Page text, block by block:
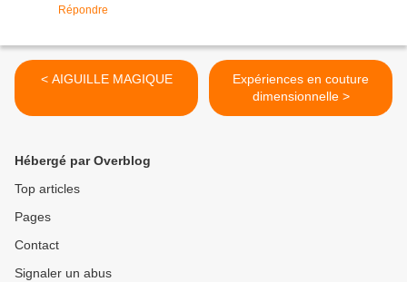
Répondre
< AIGUILLE MAGIQUE
Expériences en couture
dimensionnelle >
Hébergé par Overblog
Top articles
Pages
Contact
Signaler un abus